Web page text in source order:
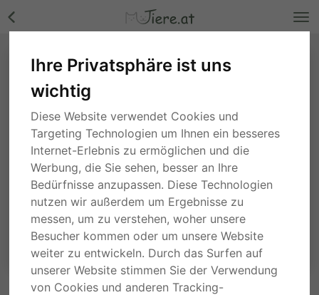
Ihre Privatsphäre ist uns
wichtig
Diese Website verwendet Cookies und
Targeting Technologien um Ihnen ein besseres
Internet-Erlebnis zu ermöglichen und die
Werbung, die Sie sehen, besser an Ihre
Bedürfnisse anzupassen. Diese Technologien
nutzen wir außerdem um Ergebnisse zu
messen, um zu verstehen, woher unsere
Besucher kommen oder um unsere Website
weiter zu entwickeln. Durch das Surfen auf
unserer Website stimmen Sie der Verwendung
von Cookies und anderen Tracking-